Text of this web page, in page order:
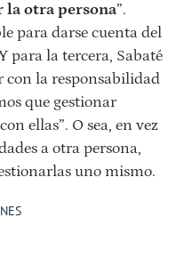
la otra persona”.
para darse cuenta del
para la tercera, Sabaté
con la responsabilidad
que gestionar
ellas”. O sea, en vez
a otra persona,
uno mismo.